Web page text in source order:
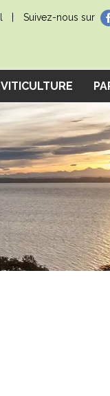
Suivez-nous sur
VITICULTURE